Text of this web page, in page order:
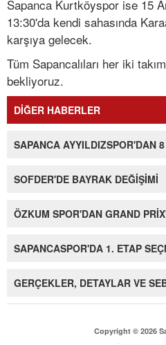
Sapanca Kurtköyspor ise 15
13:30'da kendi sahasında
karşıya gelecek.
Tüm Sapancalıları her iki
bekliyoruz.
DİĞER HABERLER
SAPANCA AYYILDIZSPOR'DAN
SOFDER'DE BAYRAK DEĞİŞİMİ
ÖZKUM SPOR'DAN GRAND
SAPANCASPOR'DA 1. ETAP
GERÇEKLER, DETAYLAR VE
Copyright © 2026